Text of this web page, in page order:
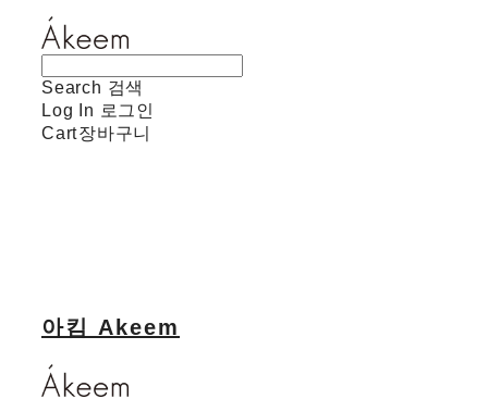
Search 검색
Log In 로그인
Cart장바구니
아킴 Akeem